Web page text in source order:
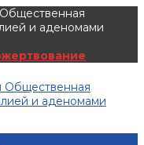
и аденомами